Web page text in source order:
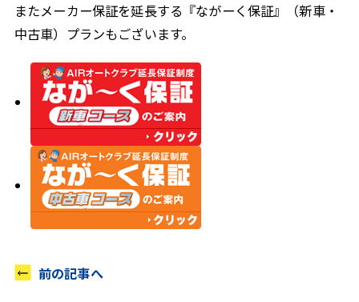
またメーカー保証を延長する『ながーく保証』（新車・
中古車）プランもございます。
前の記事へ